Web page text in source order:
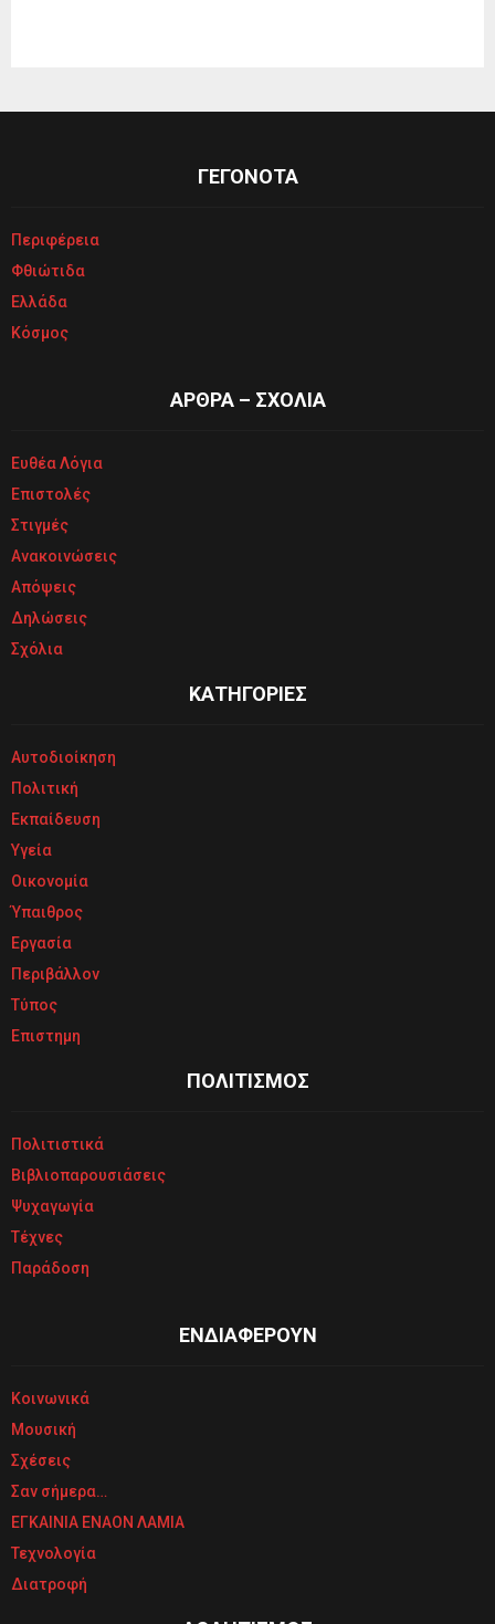
ΓΕΓΟΝΟΤΑ
Περιφέρεια
Φθιώτιδα
Ελλάδα
Κόσμος
ΑΡΘΡΑ – ΣΧΟΛΙΑ
Ευθέα Λόγια
Επιστολές
Στιγμές
Ανακοινώσεις
Απόψεις
Δηλώσεις
Σχόλια
ΚΑΤΗΓΟΡΙΕΣ
Αυτοδιοίκηση
Πολιτική
Εκπαίδευση
Υγεία
Οικονομία
Ύπαιθρος
Εργασία
Περιβάλλον
Τύπος
Επιστημη
ΠΟΛΙΤΙΣΜΟΣ
Πολιτιστικά
Βιβλιοπαρουσιάσεις
Ψυχαγωγία
Τέχνες
Παράδοση
ΕΝΔΙΑΦΕΡΟΥΝ
Κοινωνικά
Μουσική
Σχέσεις
Σαν σήμερα…
ΕΓΚΑΙΝΙΑ ΕΝΑΟΝ ΛΑΜΙΑ
Τεχνολογία
Διατροφή